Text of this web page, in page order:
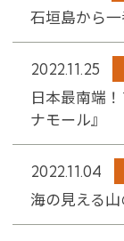
石垣島から一
2022.11.25
日本最南端
ナモール』
2022.11.04
海の見える